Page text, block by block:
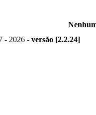
- 2026 - versão [2.2.24]